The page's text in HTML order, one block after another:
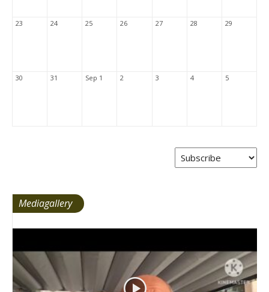
23 24 25 26 27 28 29
30 31 Sep 1 2 3 4 5
Mediagallery